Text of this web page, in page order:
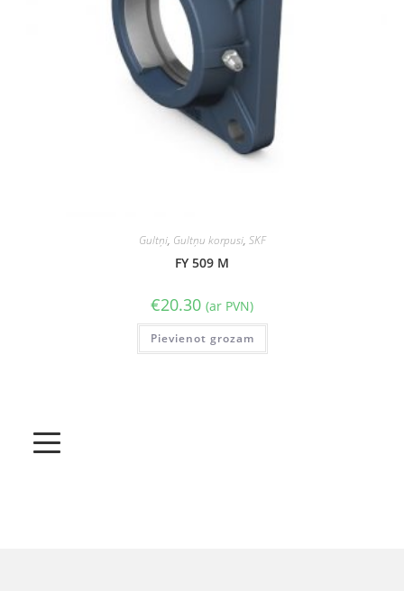
Gultņi, Gultņu korpusi, SKF
FY 509 M
€20.30 (ar PVN)
Pievienot grozam